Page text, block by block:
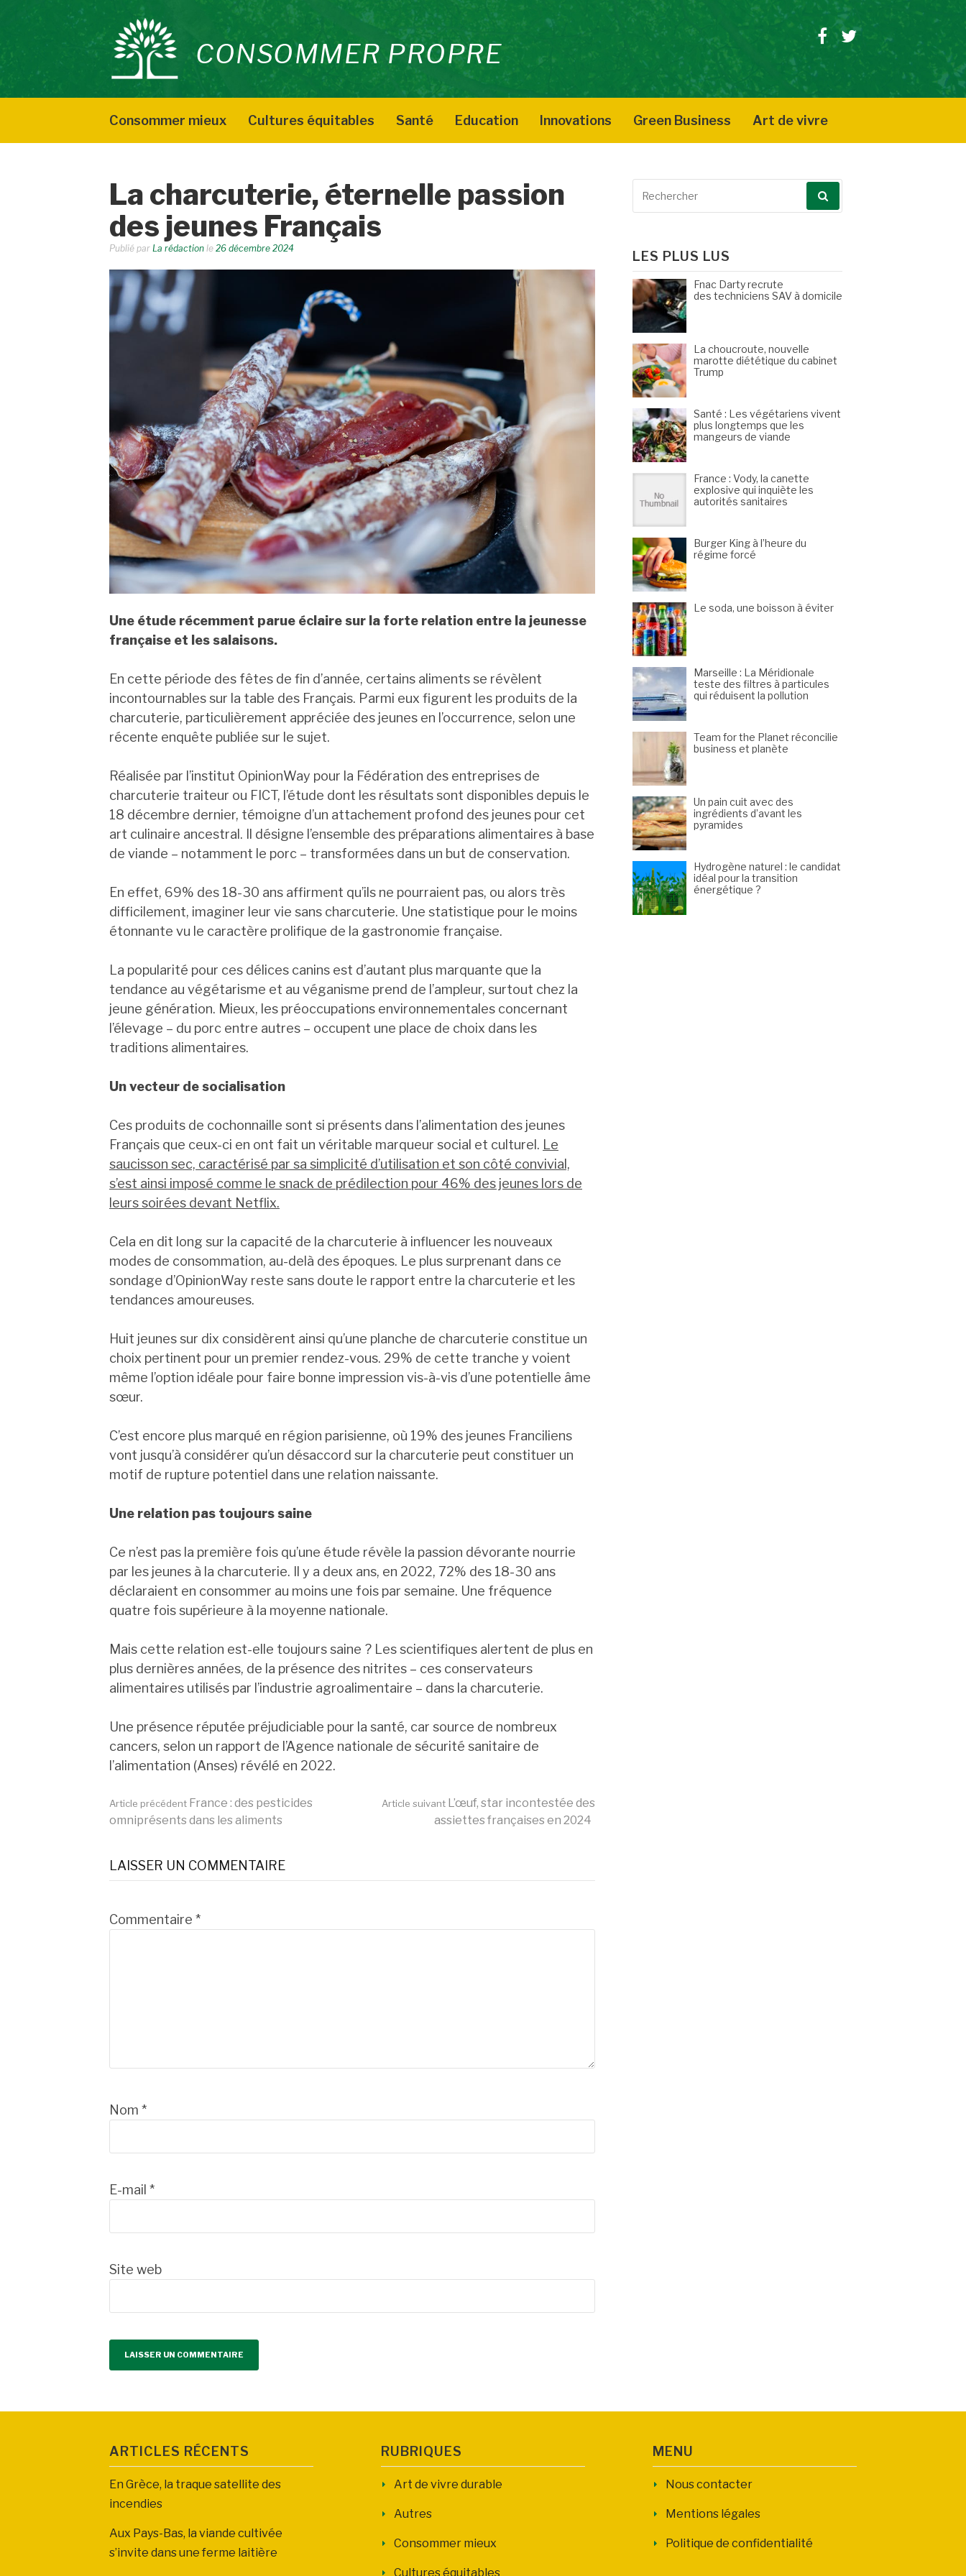
contenu
CONSOMMER PROPRE
Facebook
Twitter
Consommer mieux Cultures équitables Santé Education Innovations Green Business Art de vivre
La charcuterie, éternelle passion
des jeunes Français
Publié par La rédaction le 26 décembre 2024
Une étude récemment parue éclaire sur la forte relation entre la jeunesse
française et les salaisons.
En cette période des fêtes de fin d’année, certains aliments se révèlent
incontournables sur la table des Français. Parmi eux figurent les produits de la
charcuterie, particulièrement appréciée des jeunes en l’occurrence, selon une
récente enquête publiée sur le sujet.
Réalisée par l’institut OpinionWay pour la Fédération des entreprises de
charcuterie traiteur ou FICT, l’étude dont les résultats sont disponibles depuis le
18 décembre dernier, témoigne d’un attachement profond des jeunes pour cet
art culinaire ancestral. Il désigne l’ensemble des préparations alimentaires à base
de viande – notamment le porc – transformées dans un but de conservation.
En effet, 69% des 18-30 ans affirment qu’ils ne pourraient pas, ou alors très
difficilement, imaginer leur vie sans charcuterie. Une statistique pour le moins
étonnante vu le caractère prolifique de la gastronomie française.
La popularité pour ces délices canins est d’autant plus marquante que la
tendance au végétarisme et au véganisme prend de l’ampleur, surtout chez la
jeune génération. Mieux, les préoccupations environnementales concernant
l’élevage – du porc entre autres – occupent une place de choix dans les
traditions alimentaires.
Un vecteur de socialisation
Ces produits de cochonnaille sont si présents dans l’alimentation des jeunes
Français que ceux-ci en ont fait un véritable marqueur social et culturel. Le
saucisson sec, caractérisé par sa simplicité d’utilisation et son côté convivial,
s’est ainsi imposé comme le snack de prédilection pour 46% des jeunes lors de
leurs soirées devant Netflix.
Cela en dit long sur la capacité de la charcuterie à influencer les nouveaux
modes de consommation, au-delà des époques. Le plus surprenant dans ce
sondage d’OpinionWay reste sans doute le rapport entre la charcuterie et les
tendances amoureuses.
Huit jeunes sur dix considèrent ainsi qu’une planche de charcuterie constitue un
choix pertinent pour un premier rendez-vous. 29% de cette tranche y voient
même l’option idéale pour faire bonne impression vis-à-vis d’une potentielle âme
sœur.
C’est encore plus marqué en région parisienne, où 19% des jeunes Franciliens
vont jusqu’à considérer qu’un désaccord sur la charcuterie peut constituer un
motif de rupture potentiel dans une relation naissante.
Une relation pas toujours saine
Ce n’est pas la première fois qu’une étude révèle la passion dévorante nourrie
par les jeunes à la charcuterie. Il y a deux ans, en 2022, 72% des 18-30 ans
déclaraient en consommer au moins une fois par semaine. Une fréquence
quatre fois supérieure à la moyenne nationale.
Mais cette relation est-elle toujours saine ? Les scientifiques alertent de plus en
plus dernières années, de la présence des nitrites – ces conservateurs
alimentaires utilisés par l’industrie agroalimentaire – dans la charcuterie.
Une présence réputée préjudiciable pour la santé, car source de nombreux
cancers, selon un rapport de l’Agence nationale de sécurité sanitaire de
l’alimentation (Anses) révélé en 2022.
Lire
la
suite
Article précédent France : des pesticides
omniprésents dans les aliments
Article suivant L’œuf, star incontestée des
assiettes françaises en 2024
LAISSER UN COMMENTAIRE
Commentaire *
Nom *
E-mail *
Site web
LES PLUS LUS
Fnac Darty recrute
des techniciens SAV à domicile
La choucroute, nouvelle
marotte diététique du cabinet
Trump
Santé : Les végétariens vivent
plus longtemps que les
mangeurs de viande
France : Vody, la canette
explosive qui inquiète les
autorités sanitaires
Burger King à l’heure du
régime forcé
Le soda, une boisson à éviter
Marseille : La Méridionale
teste des filtres à particules
qui réduisent la pollution
Team for the Planet réconcilie
business et planète
Un pain cuit avec des
ingrédients d’avant les
pyramides
Hydrogène naturel : le candidat
idéal pour la transition
énergétique ?
ARTICLES RÉCENTS
En Grèce, la traque satellite des
incendies
Aux Pays-Bas, la viande cultivée
s’invite dans une ferme laitière
RUBRIQUES
Art de vivre durable
Autres
Consommer mieux
Cultures équitables
MENU
Nous contacter
Mentions légales
Politique de confidentialité